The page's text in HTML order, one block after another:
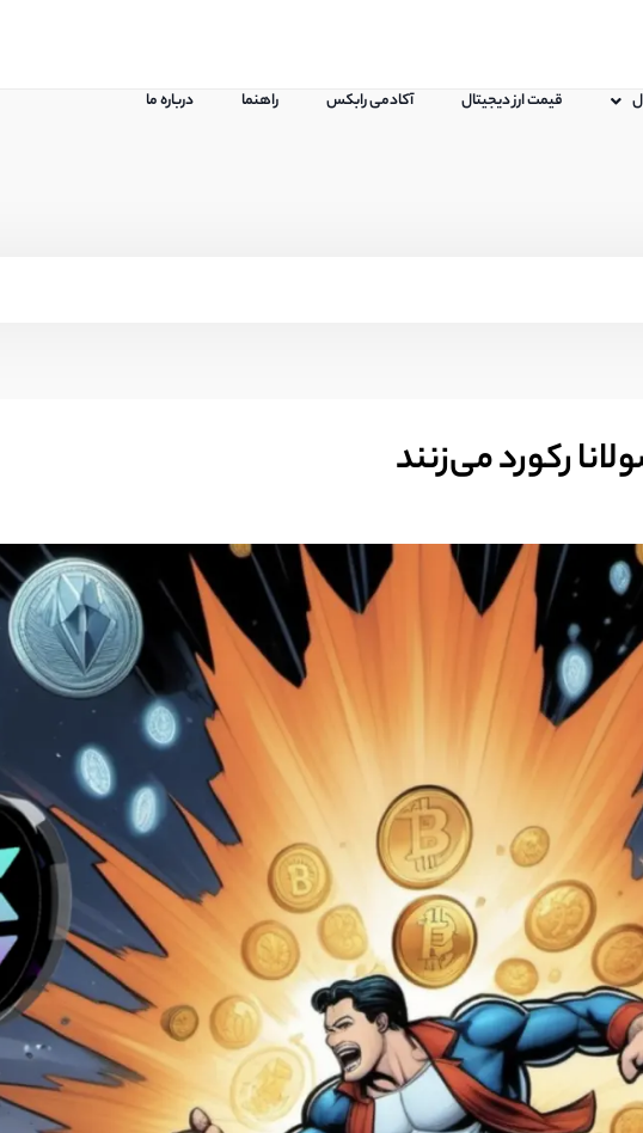
قیمت ارز دیجیتال آکادمی رابکس راهنما درباره ما
رکورد می‌زنند